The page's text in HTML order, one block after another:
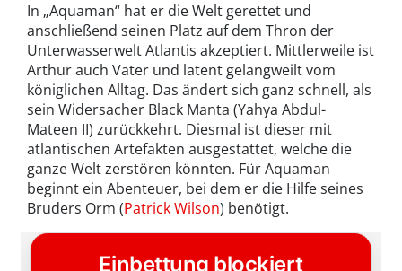
In „Aquaman“ hat er die Welt gerettet und
anschließend seinen Platz auf dem Thron der
Unterwasserwelt Atlantis akzeptiert. Mittlerweile ist
Arthur auch Vater und latent gelangweilt vom
königlichen Alltag. Das ändert sich ganz schnell, als
sein Widersacher Black Manta (Yahya Abdul-
Mateen II) zurückkehrt. Diesmal ist dieser mit
atlantischen Artefakten ausgestattet, welche die
ganze Welt zerstören könnten. Für Aquaman
beginnt ein Abenteuer, bei dem er die Hilfe seines
Bruders Orm (Patrick Wilson) benötigt.